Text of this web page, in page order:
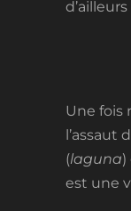
Une fois
l’assaut
(laguna)
est une